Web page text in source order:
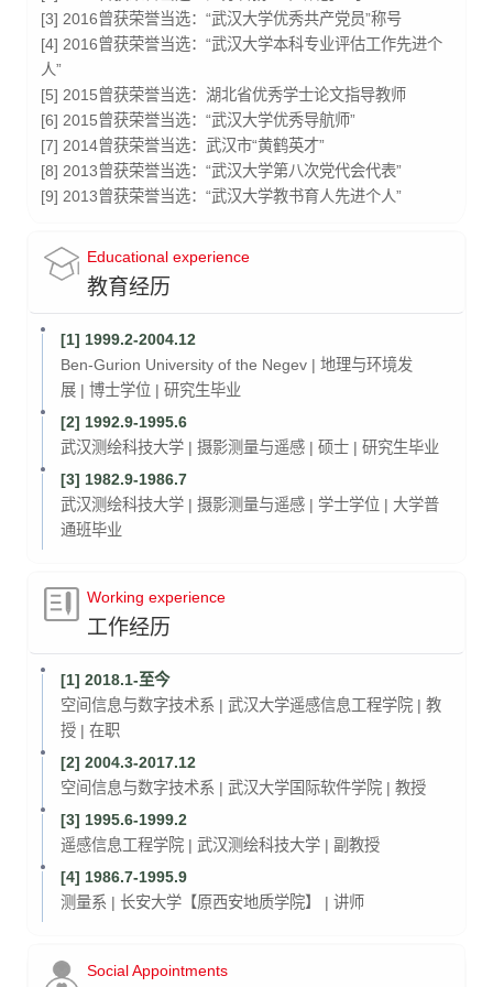
[3] 2016曾获荣誉当选：“武汉大学优秀共产党员”称号
[4] 2016曾获荣誉当选：“武汉大学本科专业评估工作先进个
人”
[5] 2015曾获荣誉当选：湖北省优秀学士论文指导教师
[6] 2015曾获荣誉当选：“武汉大学优秀导航师”
[7] 2014曾获荣誉当选：武汉市“黄鹤英才”
[8] 2013曾获荣誉当选：“武汉大学第八次党代会代表”
[9] 2013曾获荣誉当选：“武汉大学教书育人先进个人”
Educational experience
教育经历
[1] 1999.2-2004.12
Ben-Gurion University of the Negev | 地理与环境发
展 | 博士学位 | 研究生毕业
[2] 1992.9-1995.6
武汉测绘科技大学 | 摄影测量与遥感 | 硕士 | 研究生毕业
[3] 1982.9-1986.7
武汉测绘科技大学 | 摄影测量与遥感 | 学士学位 | 大学普
通班毕业
Working experience
工作经历
[1] 2018.1-至今
空间信息与数字技术系 | 武汉大学遥感信息工程学院 | 教
授 | 在职
[2] 2004.3-2017.12
空间信息与数字技术系 | 武汉大学国际软件学院 | 教授
[3] 1995.6-1999.2
遥感信息工程学院 | 武汉测绘科技大学 | 副教授
[4] 1986.7-1995.9
测量系 | 长安大学【原西安地质学院】 | 讲师
Social Appointments